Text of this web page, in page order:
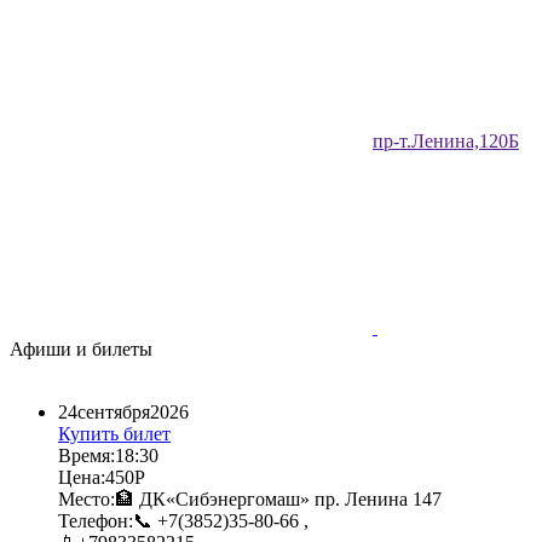
​пр-т.Ленина,120Б​
Афиши и билеты
24​сентября​2026​
Купить билет
Время:18:30​
Цена:450Р​
Место:🏦 ДК«Сибэнергомаш» пр. Ленина 147​
Телефон:📞 +7(3852)35-80-66 ,